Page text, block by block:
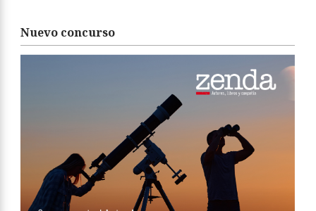
Nuevo concurso